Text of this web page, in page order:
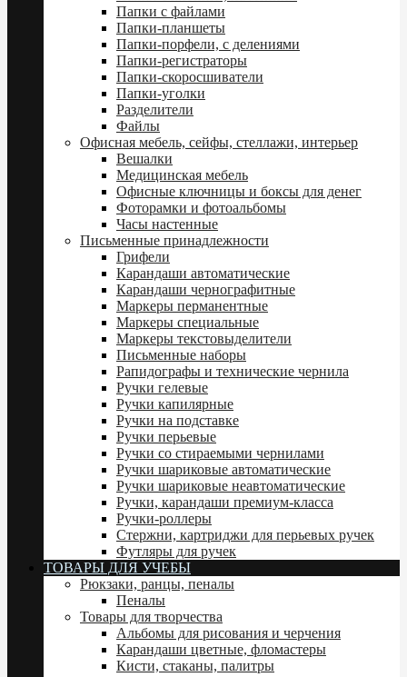
Папки с файлами
Папки-планшеты
Папки-порфели, с делениями
Папки-регистраторы
Папки-скоросшиватели
Папки-уголки
Разделители
Файлы
Офисная мебель, сейфы, стеллажи, интерьер
Вешалки
Медицинская мебель
Офисные ключницы и боксы для денег
Фоторамки и фотоальбомы
Часы настенные
Письменные принадлежности
Грифели
Карандаши автоматические
Карандаши чернографитные
Маркеры перманентные
Маркеры специальные
Маркеры текстовыделители
Письменные наборы
Рапидографы и технические чернила
Ручки гелевые
Ручки капилярные
Ручки на подставке
Ручки перьевые
Ручки со стираемыми чернилами
Ручки шариковые автоматические
Ручки шариковые неавтоматические
Ручки, карандаши премиум-класса
Ручки-роллеры
Стержни, картриджи для перьевых ручек
Футляры для ручек
ТОВАРЫ ДЛЯ УЧЕБЫ
Рюкзаки, ранцы, пеналы
Пеналы
Товары для творчества
Альбомы для рисования и черчения
Карандаши цветные, фломастеры
Кисти, стаканы, палитры